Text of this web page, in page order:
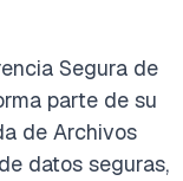
Segura de
parte de su
de Archivos
datos seguras,